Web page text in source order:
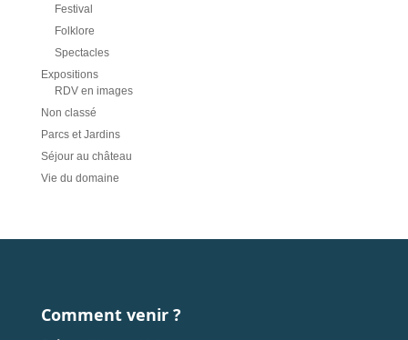
Festival
Folklore
Spectacles
Expositions
RDV en images
Non classé
Parcs et Jardins
Séjour au château
Vie du domaine
Comment venir ?